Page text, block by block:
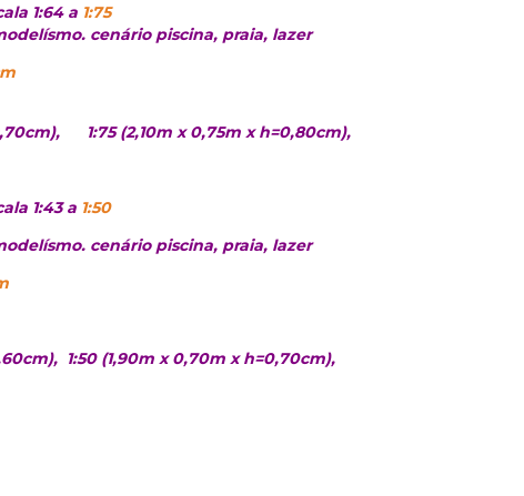
1:64 a 1:75
cenário piscina, praia, lazer
1:75 (2,10m x 0,75m x h=0,80cm),
1:43 a 1:50
cenário piscina, praia, lazer
1:50 (1,90m x 0,70m x h=0,70cm),